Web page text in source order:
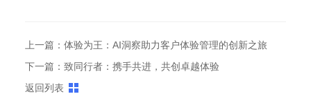
上一篇：体验为王：AI洞察助力客户体验管理的创新之旅
下一篇：致同行者：携手共进，共创卓越体验
返回列表